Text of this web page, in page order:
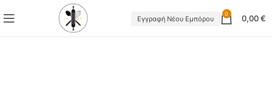
Εγγραφή Νέου Εμπόρου
0 0,00€